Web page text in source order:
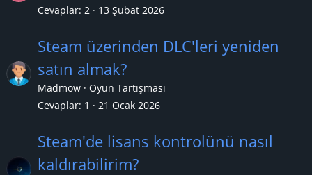
Cevaplar 2 13 Şubat 2026
Steam üzerinden DLC'leri yeniden
satın almak?
Madmow
Oyun Tartışması
Cevaplar 1 21 Ocak 2026
Steam'de lisans kontrolünü nasıl
kaldırabilirim?